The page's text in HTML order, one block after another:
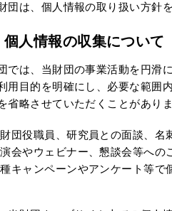
団は、個人情報の取り扱い方針
個人情報の収集について
では、当財団の事業活動を円滑
用目的を明確にし、必要な範囲
省略させていただくことがありま
団役職員、研究員との面談、名
会やウェビナー、懇談会等への
キャンペーンやアンケート等で